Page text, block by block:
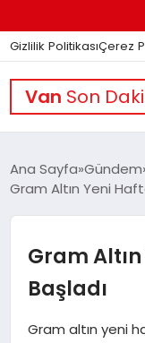
Gizlilik PolitikasıÇerez
Van Son
GÜNDEM
DÜNYA
Ana Sayfa Gündem
Gram Altın Yeni
Gram
Başladı
Gram altın yeni